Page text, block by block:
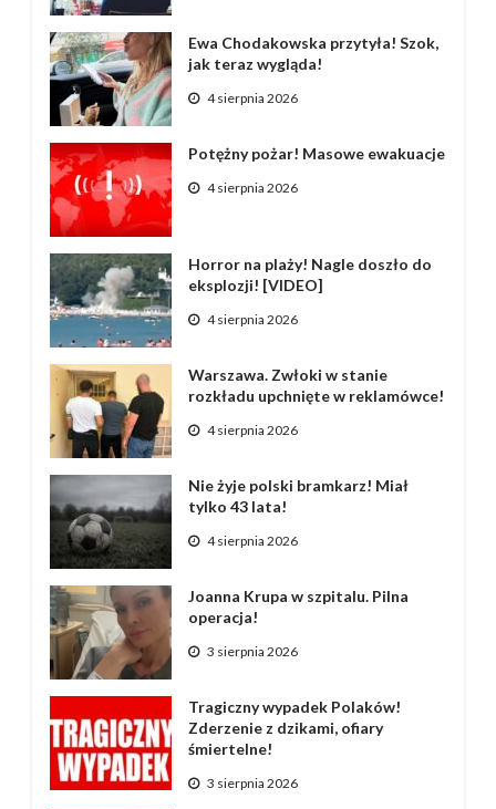
Ewa Chodakowska przytyła! Szok,
jak teraz wygląda!
4 sierpnia 2026
Potężny pożar! Masowe ewakuacje
4 sierpnia 2026
Horror na plaży! Nagle doszło do
eksplozji! [VIDEO]
4 sierpnia 2026
Warszawa. Zwłoki w stanie
rozkładu upchnięte w reklamówce!
4 sierpnia 2026
Nie żyje polski bramkarz! Miał
tylko 43 lata!
4 sierpnia 2026
Joanna Krupa w szpitalu. Pilna
operacja!
3 sierpnia 2026
Tragiczny wypadek Polaków!
Zderzenie z dzikami, ofiary
śmiertelne!
3 sierpnia 2026